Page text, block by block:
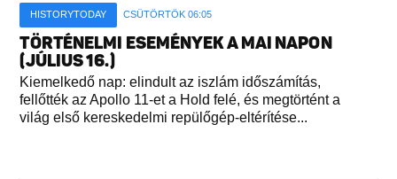
HISTORYTODAY CSÜTÖRTÖK 06:05
TÖRTÉNELMI ESEMÉNYEK A MAI NAPON
(JÚLIUS 16.)
Kiemelkedő nap: elindult az iszlám időszámítás,
fellőtték az Apollo 11-et a Hold felé, és megtörtént a
világ első kereskedelmi repülőgép-eltérítése...